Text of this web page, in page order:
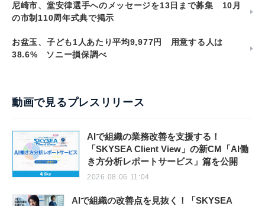
尼崎市、堂安律選手へのメッセージを13日まで募集 10月
の市制110周年式典で掲示
お盆玉、子ども1人あたり平均9,977円 用意する人は
38.6% ソニー損保調べ
動画で見るプレスリリース
AIで組織の業務改善を支援する！
「SKYSEA Client View」の新CM「AI働
き方分析レポートサービス」篇を公開
2026.08.06 11:04
AIで組織の改善点を見抜く！「SKYSEA